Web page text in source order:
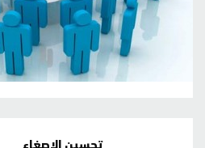
تحسين الإصغاء